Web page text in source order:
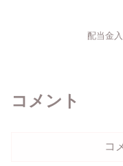
配当金
コメント
コ